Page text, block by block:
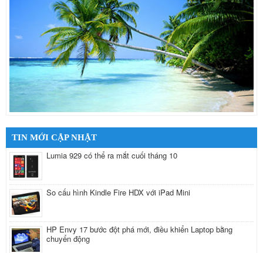
TIN MỚI CẬP NHẬT
Lumia 929 có thể ra mắt cuối tháng 10
So cấu hình Kindle Fire HDX với iPad Mini
HP Envy 17 bước đột phá mới, điều khiển Laptop bằng
chuyển động